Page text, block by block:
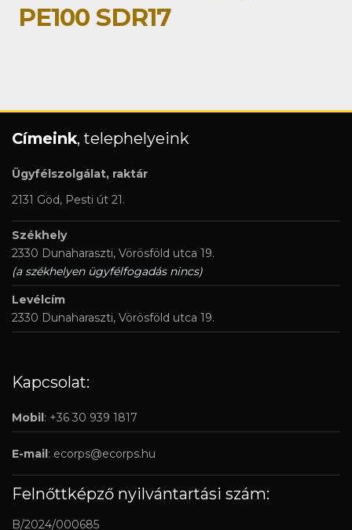
PE100 SDR17
Címeink, telephelyeink
Ügyfélszolgálat, raktár
2131 Göd, Pesti út 21.
Székhely
2330 Dunaharaszti, Vörösföld utca 19.
(a székhelyen ügyfélfogadás nincs)
Levélcím
2330 Dunaharaszti, Vörösföld utca 19.
Kapcsolat:
Mobil: +36 30 939 1817
E-mail: ecorps@ecorps.hu
Felnőttképző nyilvántartási szám:
B/2024/000685